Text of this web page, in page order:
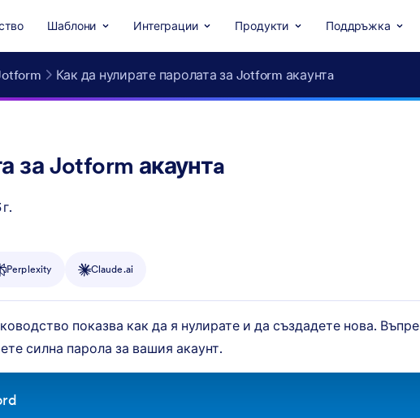
Шаблони Интеграции Продукти Поддръжка
Как да нулирате паролата за Jotform акаунтa
за Jotform акаунтa
Perplexity Claude.ai
показва как да я нулирате и да създадете нова.
силна парола за вашия акаунт.